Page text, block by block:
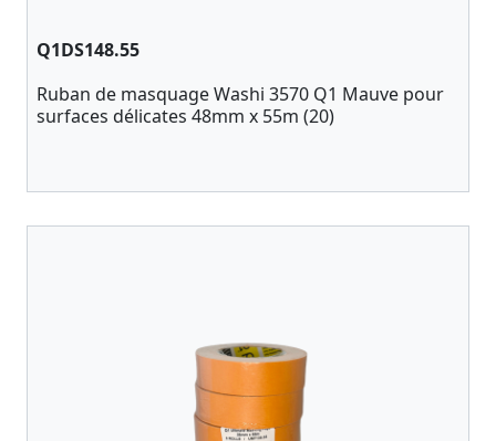
Q1DS148.55
Ruban de masquage Washi 3570 Q1 Mauve pour
surfaces délicates 48mm x 55m (20)